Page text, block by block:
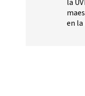
la
en la